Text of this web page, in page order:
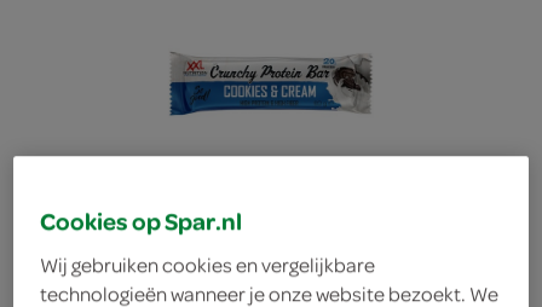
Cookies op Spar.nl
Wij gebruiken cookies en vergelijkbare
technologieën wanneer je onze website bezoekt. We